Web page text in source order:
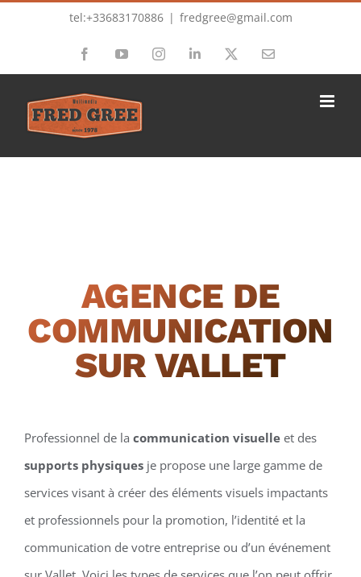
tel:+33683170886 | fredgree@gmail.com
FacebookYouTubeInstagramLinkedIn Email
AGENCE DE
COMMUNICATION
SUR VALLET
Professionnel de la communication visuelleet des
supports physiquesje propose une large gamme de
services visant à créer des éléments visuels impactants
et professionnels pour la promotion, l’identité et la
communication de votre entreprise ou d’un événement